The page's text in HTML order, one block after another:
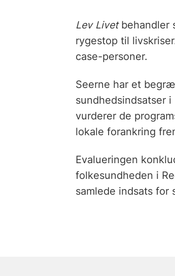
Lev Livet behandler
rygestop til
case-personer.
Seerne har et
sundhedsindsatser
vurderer de
lokale forankring
Evalueringen
folkesundheden i
samlede indsats for